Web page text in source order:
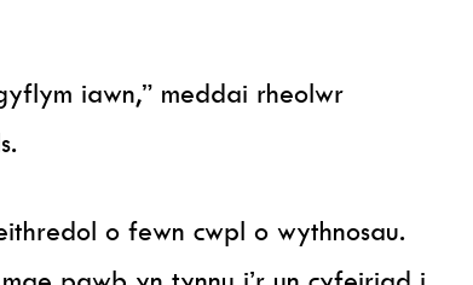
iawn,” meddai rheolwr
o fewn cwpl o wythnosau.